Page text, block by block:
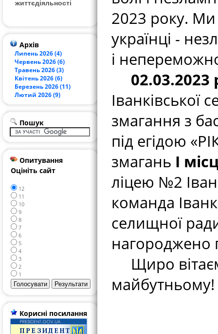
життєдіяльності
Архів
Липень 2026 (4)
Червень 2026 (6)
Травень 2026 (3)
Квітень 2026 (6)
Березень 2026 (11)
Лютий 2026 (9)
Пошук
Опитування
Оцініть сайт
12
11
10
9
8
7
6
5
4
3
2
1
Корисні посилання
2023 року. Ми
українці -
і
02.03.2023
Іванківської
змагання з
під егідою
змагань І
ліцею №2
команда
селищної
нагороджено
Щиро
майбутньому!